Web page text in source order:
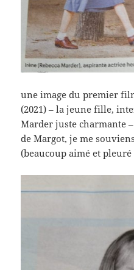
une image du premier
(2021) – la jeune fille,
Marder juste charmante
de Margot, je me
(beaucoup aimé et